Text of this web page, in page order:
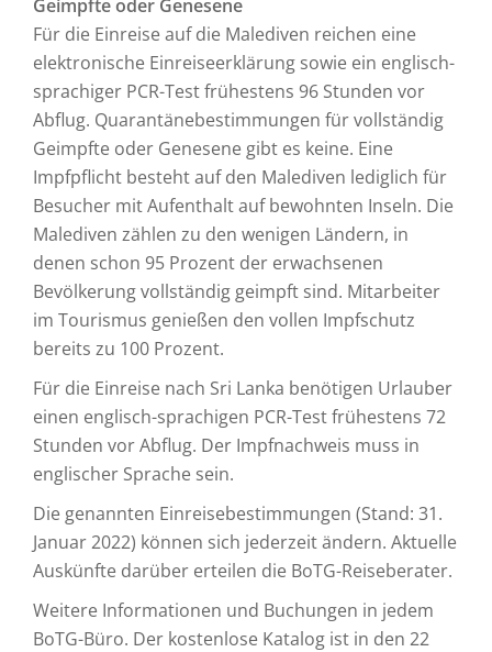
Geimpfte oder Genesene
Für die Einreise auf die Malediven reichen eine
elektronische Einreiseerklärung sowie ein englisch-
sprachiger PCR-Test frühestens 96 Stunden vor
Abflug. Quarantänebestimmungen für vollständig
Geimpfte oder Genesene gibt es keine. Eine
Impfpflicht besteht auf den Malediven lediglich für
Besucher mit Aufenthalt auf bewohnten Inseln. Die
Malediven zählen zu den wenigen Ländern, in
denen schon 95 Prozent der erwachsenen
Bevölkerung vollständig geimpft sind. Mitarbeiter
im Tourismus genießen den vollen Impfschutz
bereits zu 100 Prozent.
Für die Einreise nach Sri Lanka benötigen Urlauber
einen englisch-sprachigen PCR-Test frühestens 72
Stunden vor Abflug. Der Impfnachweis muss in
englischer Sprache sein.
Die genannten Einreisebestimmungen (Stand: 31.
Januar 2022) können sich jederzeit ändern. Aktuelle
Auskünfte darüber erteilen die BoTG-Reiseberater.
Weitere Informationen und Buchungen in jedem
BoTG-Büro. Der kostenlose Katalog ist in den 22